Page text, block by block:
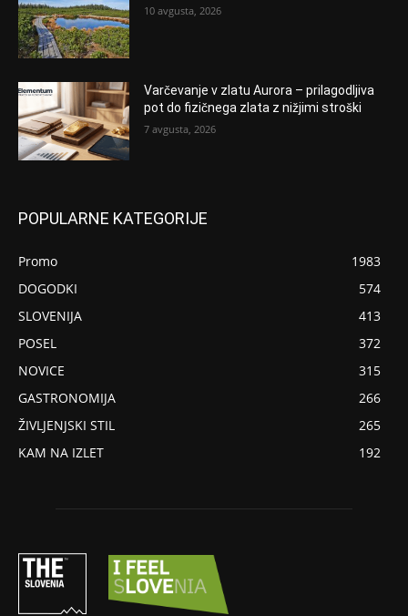
10 avgusta, 2026
Varčevanje v zlatu Aurora – prilagodljiva
pot do fizičnega zlata z nižjimi stroški
7 avgusta, 2026
POPULARNE KATEGORIJE
Promo
1983
DOGODKI
574
SLOVENIJA
413
POSEL
372
NOVICE
315
GASTRONOMIJA
266
ŽIVLJENJSKI STIL
265
KAM NA IZLET
192